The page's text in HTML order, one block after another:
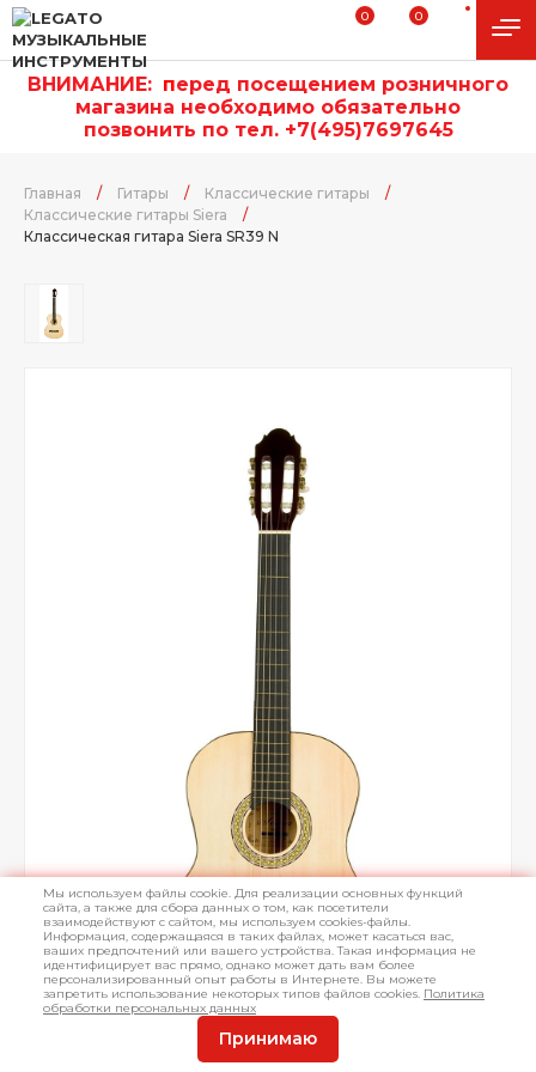
0 0
ВНИМАНИЕ: перед посещением розничного
магазина необходимо обязательно
позвонить по тел. +7(495)7697645
Главная / Гитары / Классические гитары
/
Классические гитары Siera
/
Классическая гитара Siera SR39 N
Мы используем файлы cookie. Для реализации основных функций
сайта, а также для сбора данных о том, как посетители
взаимодействуют с сайтом, мы используем cookies-файлы.
Информация, содержащаяся в таких файлах, может касаться вас,
ваших предпочтений или вашего устройства. Такая информация не
идентифицирует вас прямо, однако может дать вам более
персонализированный опыт работы в Интернете. Вы можете
запретить использование некоторых типов файлов cookies. Политика
обработки персональных данных
Принимаю